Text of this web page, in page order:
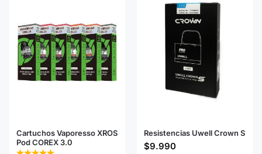
Cartuchos Vaporesso XROS
Pod COREX 3.0
Resistencias Uwell Crown S
$9.990